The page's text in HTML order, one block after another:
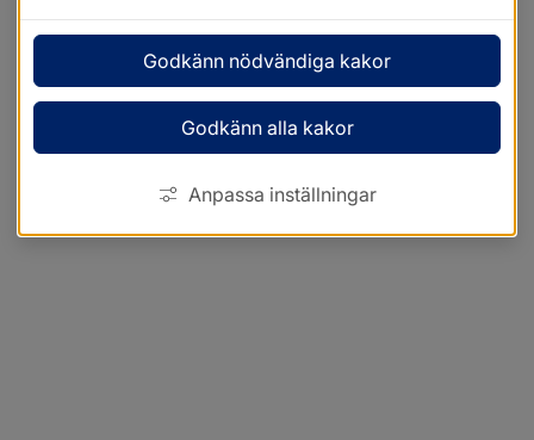
Godkänn nödvändiga kakor
Godkänn alla kakor
Anpassa inställningar